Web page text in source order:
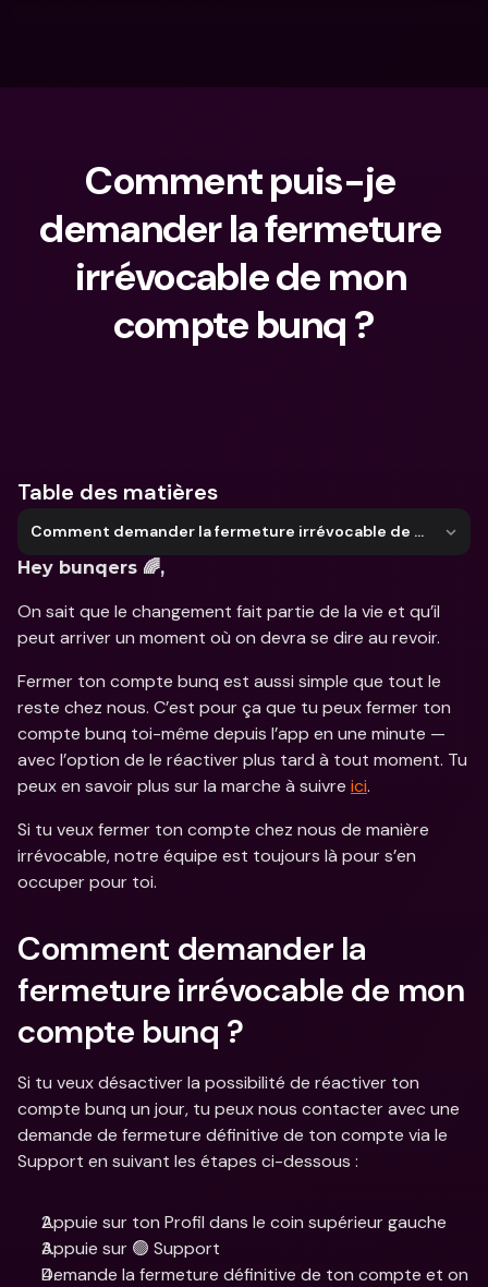
Comment puis-je
demander la fermeture
irrévocable de mon
compte bunq ?
Table des matières
Comment demander la fermeture irrévocable de mon compte bunq ?
Hey bunqers 🌈,
On sait que le changement fait partie de la vie et qu’il
peut arriver un moment où on devra se dire au revoir.
Fermer ton compte bunq est aussi simple que tout le
reste chez nous. C’est pour ça que tu peux fermer ton
compte bunq toi-même depuis l’app en une minute —
avec l’option de le réactiver plus tard à tout moment. Tu
peux en savoir plus sur la marche à suivre ici.
Si tu veux fermer ton compte chez nous de manière
irrévocable, notre équipe est toujours là pour s’en
occuper pour toi.
Comment demander la
fermeture irrévocable de mon
compte bunq ?
Si tu veux désactiver la possibilité de réactiver ton
compte bunq un jour, tu peux nous contacter avec une
demande de fermeture définitive de ton compte via le
Support en suivant les étapes ci-dessous :
Appuie sur ton Profil dans le coin supérieur gauche
Appuie sur 🟢 Support
Demande la fermeture définitive de ton compte et on